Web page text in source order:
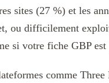
sites (27 %) et les
ou difficilement
si votre fiche GBP
comme